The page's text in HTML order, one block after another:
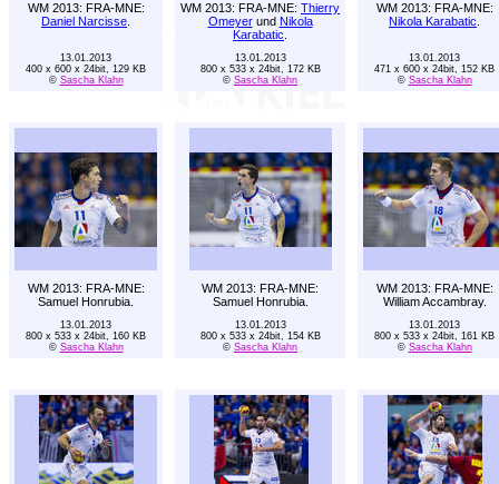
WM 2013: FRA-MNE:
Daniel Narcisse
WM 2013: FRA-MNE: Thierry
Omeyerund Nikola
Karabatic
WM 2013: FRA-MNE:
Nikola Karabatic
13.01.2013
400 x 600 x 24bit, 129 KB
© Sascha Klahn
13.01.2013
800 x 533 x 24bit, 172 KB
© Sascha Klahn
13.01.2013
471 x 600 x 24bit, 152 KB
© Sascha Klahn
WM 2013: FRA-MNE:
Samuel Honrubia.
WM 2013: FRA-MNE:
Samuel Honrubia.
WM 2013: FRA-MNE:
William Accambray.
13.01.2013
800 x 533 x 24bit, 160 KB
© Sascha Klahn
13.01.2013
800 x 533 x 24bit, 154 KB
© Sascha Klahn
13.01.2013
800 x 533 x 24bit, 161 KB
© Sascha Klahn